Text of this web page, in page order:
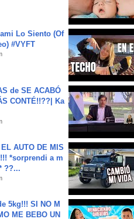
Lo Siento (Of
#VYFT
de SE ACABÓ
CONTÉ!!??| Ka
AUTO DE MIS
*sorprendi a m
??...
5kg!!! SI NO M
ME BEBO UN